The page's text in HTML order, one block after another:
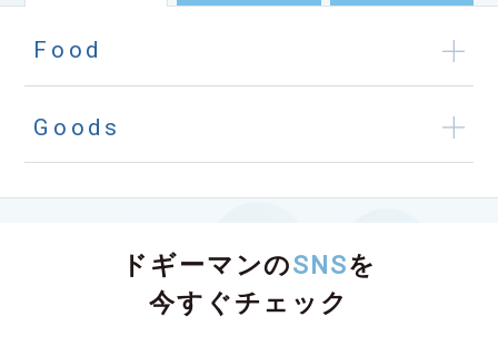
Food
Goods
ドギーマンのSNSを
今すぐチェック